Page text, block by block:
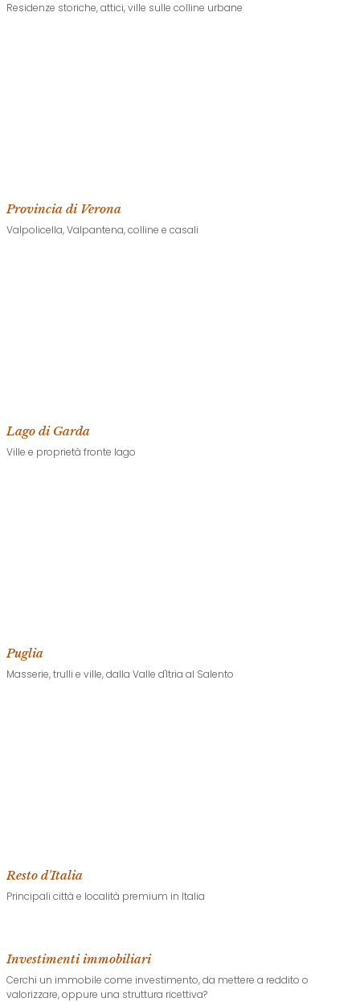
Residenze storiche, attici, ville sulle colline urbane
Provincia di Verona
Valpolicella, Valpantena, colline e casali
Lago di Garda
Ville e proprietà fronte lago
Puglia
Masserie, trulli e ville, dalla Valle d'Itria al Salento
Resto d'Italia
Principali città e località premium in Italia
Investimenti immobiliari
Cerchi un immobile come investimento, da mettere a reddito o
valorizzare, oppure una struttura ricettiva?